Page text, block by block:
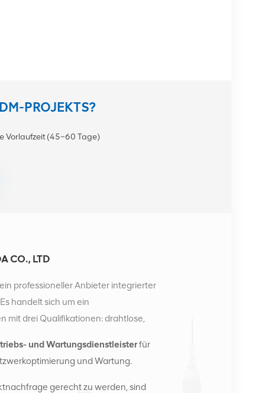
PROJEKTS?
Vorlaufzeit (45–60 Tage)
CO., LTD
professioneller Anbieter integrierter
handelt sich um ein
mit drei Qualifikationen: drahtlose,
in Changsha und Hongkong. Im Jahr
Vertriebszentrale in Changsha, China. Mit
Geschäfte in Südostasien, Europa, den
und Wartungsdienstleisterfür
und Wartung.
gerecht zu werden, sind